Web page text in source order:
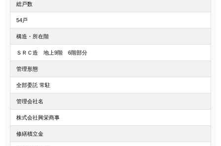
総戸数
54戸
構造・所在階
ＳＲＣ造 地上9階 6階部分
管理形態
全部委託 常駐
管理会社名
株式会社興栄商事
修繕積立金